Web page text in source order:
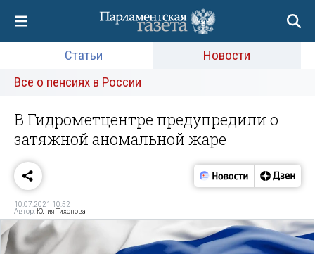
Статьи
Новости
Все о пенсиях в России
В Гидрометцентре предупредили о
затяжной аномальной жаре
10.07.2021 10:52
Автор: Юлия Тихонова